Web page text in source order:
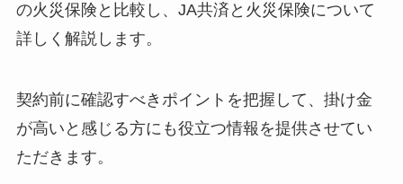
の火災保険と比較し、JA共済と火災保険について
詳しく解説します。
契約前に確認すべきポイントを把握して、掛け金
が高いと感じる方にも役立つ情報を提供させてい
ただきます。